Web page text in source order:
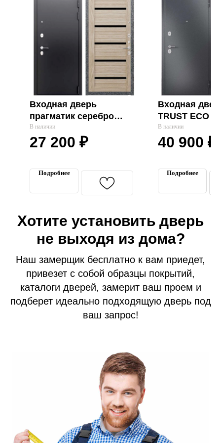
Входная дверь
прагматик серебро
царга лиственница
мокко, ferroni
В наличии
27 200 ₽
Подробнее
Входная
TRUST ECO
графит, МДФ
В наличии
40 900 ₽
Подробнее
Хотите установить дверь
не выходя из дома?
Наш замерщик бесплатно к вам приедет,
привезет с собой образцы покрытий,
каталоги дверей, замерит ваш проем и
подберет идеально подходящую дверь под
ваш запрос!
+7 (913) 031 41 21
Противопожарные двери
Гаражные ворота
Тамбурные двери
Подъездные двери
Перегородки на этаж
Технические двери
Термодвери в дом
Входные двери